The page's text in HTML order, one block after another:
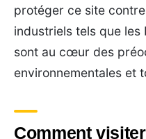
protéger ce site
industriels tels que
sont au cœur des
environnementales et
Comment